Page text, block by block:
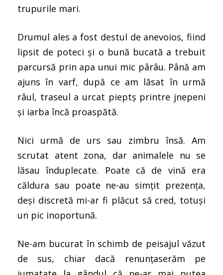
trupurile mari.
Drumul ales a fost destul de anevoios, fiind
lipsit de poteci și o bună bucată a trebuit
parcursă prin apa unui mic pârâu. Până am
ajuns în varf, după ce am lăsat în urmă
râul, traseul a urcat pieptș printre jnepeni
și iarba încă proaspătă.
Nici urmă de urs sau zimbru însă. Am
scrutat atent zona, dar animalele nu se
lăsau înduplecate. Poate că de vină era
căldura sau poate ne-au simțit prezența,
deși discretă mi-ar fi plăcut să cred, totuși
un pic inoportună.
Ne-am bucurat în schimb de peisajul văzut
de sus, chiar dacă renunțaserăm pe